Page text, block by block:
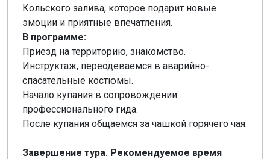
Кольского залива, которое подарит новые
эмоции и приятные впечатления.
В программе:
Приезд на территорию, знакомство.
Инструктаж, переодеваемся в аварийно-
спасательные костюмы.
Начало купания в сопровождении
профессионального гида.
После купания общаемся за чашкой горячего чая.
Завершение тура. Рекомендуемое время